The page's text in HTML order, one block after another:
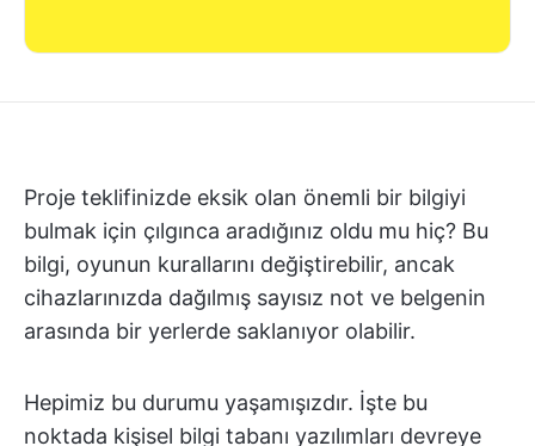
Proje teklifinizde eksik olan önemli bir bilgiyi
bulmak için çılgınca aradığınız oldu mu hiç? Bu
bilgi, oyunun kurallarını değiştirebilir, ancak
cihazlarınızda dağılmış sayısız not ve belgenin
arasında bir yerlerde saklanıyor olabilir.
Hepimiz bu durumu yaşamışızdır. İşte bu
noktada kişisel bilgi tabanı yazılımları devreye